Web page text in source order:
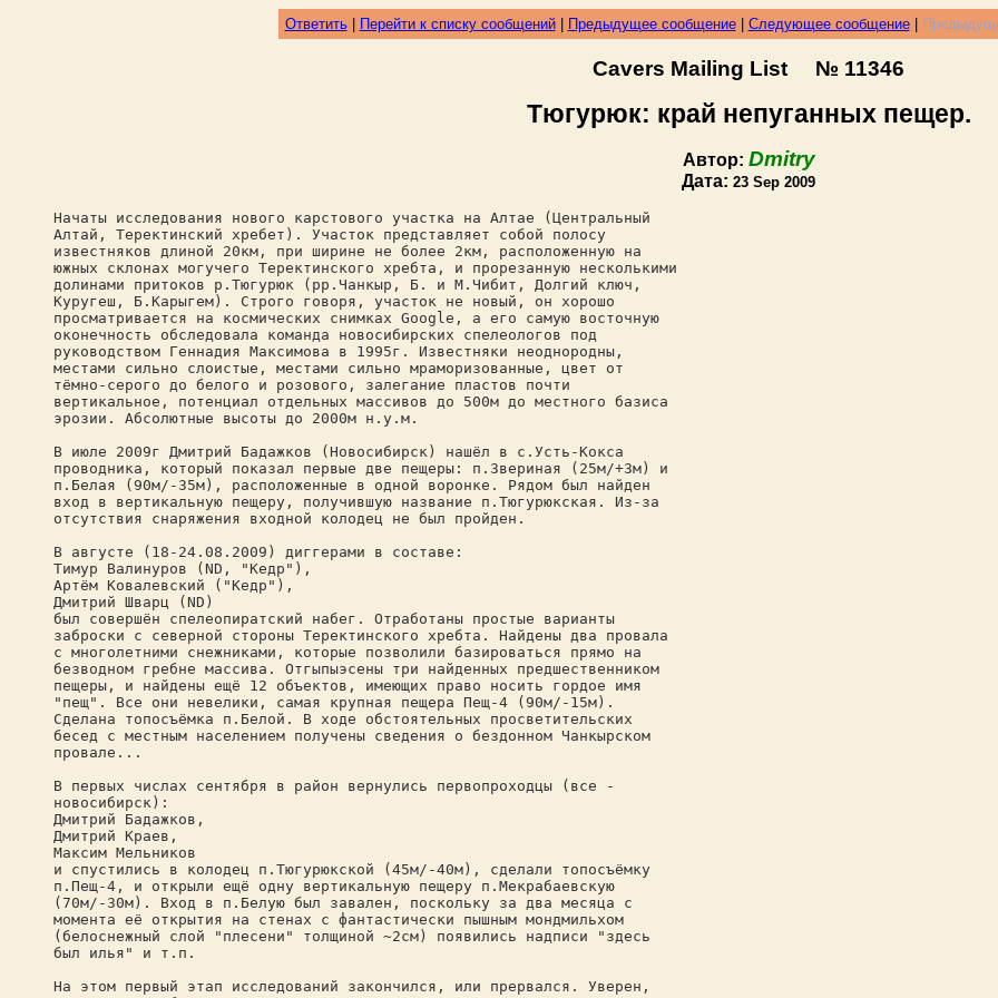
Ответить| Перейти к списку сообщений| Предыдущее сообщение| Следующее сообщение|
Cavers Mailing List № 11346
Тюгурюк: край непуганных пещер.
Автор: Dmitry
Дата: 23 Sep 2009
Начаты исследования нового карстового участка на Алтае (Центральный
Алтай, Теректинский хребет). Участок представляет собой полосу
известняков длиной 20км, при ширине не более 2км, расположенную на
южных склонах могучего Теректинского хребта, и прорезанную несколькими
долинами притоков р.Тюгурюк (рр.Чанкыр, Б. и М.Чибит, Долгий ключ,
Куругеш, Б.Карыгем). Строго говоря, участок не новый, он хорошо
просматривается на космических снимках Google, а его самую восточную
оконечность обследовала команда новосибирских спелеологов под
руководством Геннадия Максимова в 1995г. Известняки неоднородны,
местами сильно слоистые, местами сильно мраморизованные, цвет от
тёмно-серого до белого и розового, залегание пластов почти
вертикальное, потенциал отдельных массивов до 500м до местного базиса
эрозии. Абсолютные высоты до 2000м н.у.м.
В июле 2009г Дмитрий Бадажков (Новосибирск) нашёл в с.Усть-Кокса
проводника, который показал первые две пещеры: п.Звериная (25м/+3м) и
п.Белая (90м/-35м), расположенные в одной воронке. Рядом был найден
вход в вертикальную пещеру, получившую название п.Тюгурюкская. Из-за
отсутствия снаряжения входной колодец не был пройден.
В августе (18-24.08.2009) диггерами в составе:
Тимур Валинуров (ND, "Кедр"),
Артём Ковалевский ("Кедр"),
Дмитрий Шварц (ND)
был совершён спелеопиратский набег. Отработаны простые варианты
заброски с северной стороны Теректинского хребта. Найдены два провала
с многолетними снежниками, которые позволили базироваться прямо на
безводном гребне массива. Отгыпыэсены три найденных предшественником
пещеры, и найдены ещё 12 объектов, имеющих право носить гордое имя
"пещ". Все они невелики, самая крупная пещера Пещ-4 (90м/-15м).
Сделана топосъёмка п.Белой. В ходе обстоятельных просветительских
бесед с местным населением получены сведения о бездонном Чанкырском
провале...
В первых числах сентября в район вернулись первопроходцы (все -
новосибирск):
Дмитрий Бадажков,
Дмитрий Краев,
Максим Мельников
и спустились в колодец п.Тюгурюкской (45м/-40м), сделали топосъёмку
п.Пещ-4, и открыли ещё одну вертикальную пещеру п.Мекрабаевскую
(70м/-30м). Вход в п.Белую был завален, поскольку за два месяца с
момента её открытия на стенах с фантастически пышным мондмильхом
(белоснежный слой "плесени" толщиной ~2см) появились надписи "здесь
был илья" и т.п.
На этом первый этап исследований закончился, или прервался. Уверен,